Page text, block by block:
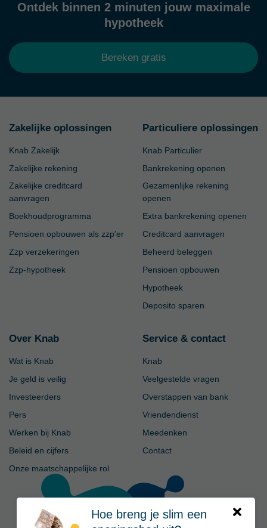
Hoe breng je slim een
Ontdek binnen 2 minuten jouw maximale
hypotheek
Bereken gratis
Zakelijke oplossingen
Knab Zakelijk
Zakelijke rekening
Zakelijke creditcard
aanvragen
Boekhoudprogramma
Pensioen opbouwen als zzp'er
Zzp verzekeringen
Zzp-hypotheek
Particuliere oplossingen
Knab Particulier
Bankrekening openen
Gezamenlijke rekening
openen
Extra bankrekening openen
Creditcard aanvragen
Beheerd beleggen
Pensioen opbouwen
Hypotheek
Deposito sparen
Over Knab
Wat is Knab
Je geld is veilig
Investeerders
Pers
Werken bij Knab
Beleid en cijfers
Onze maatschappelijke rol
Service & contact
Knab
Veelgestelde vragen
Overstappen van bank
Vriendendienst
Meedenken
Contact